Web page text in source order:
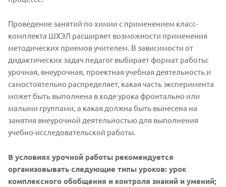
Проведение занятий по химии с применением класс-
комплекта ШХЭЛ расширяет возможности применения
методических приемов учителем. В зависимости от
дидактических задач педагог выбирает формат работы:
урочная, внеурочная, проектная учебная деятельность и
самостоятельно распределяет, какая часть эксперимента
может быть выполнена в ходе урока фронтально или
малыми группами, а какая должна быть вынесена на
занятия внеурочной деятельностью для выполнения
учебно-исследовательской работы.
В условиях урочной работы рекомендуется
организовывать следующие типы уроков: урок
комплексного обобщения и контроля знаний и умений;